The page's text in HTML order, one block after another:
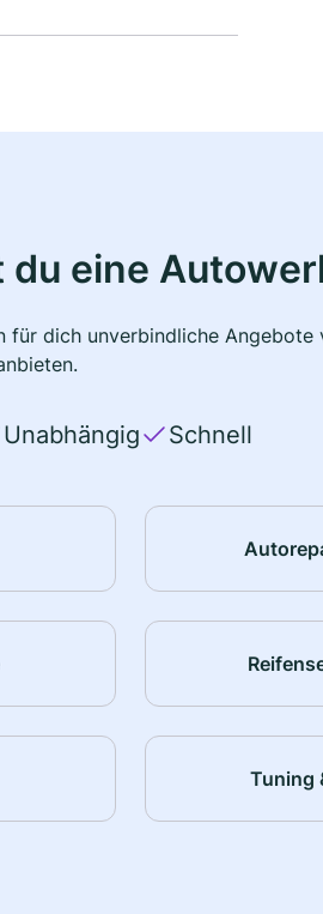
du eine
dich unverbindliche Angebote
Unabhängig Schnell
Tuning